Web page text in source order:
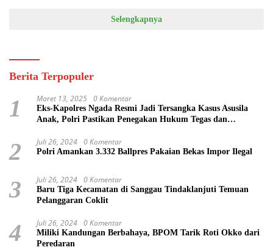
Selengkapnya
Berita Terpopuler
1 Maret 13, 2025 0 Komentar
Eks-Kapolres Ngada Resmi Jadi Tersangka Kasus Asusila
Anak, Polri Pastikan Penegakan Hukum Tegas dan
2 Juli 26, 2024 0 Komentar
Polri Amankan 3.332 Ballpres Pakaian Bekas Impor Ilegal
3 Juli 26, 2024 0 Komentar
Baru Tiga Kecamatan di Sanggau Tindaklanjuti Temuan
Pelanggaran Coklit
4 Juli 26, 2024 0 Komentar
Miliki Kandungan Berbahaya, BPOM Tarik Roti Okko dari
Peredaran